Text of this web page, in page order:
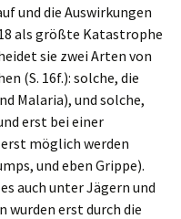
und die Auswirkungen
als größte Katastrophe
sie zwei Arten von
(S. 16f.): solche, die
Malaria), und solche,
erst bei einer
möglich werden
und eben Grippe).
auch unter Jägern und
wurden erst durch die